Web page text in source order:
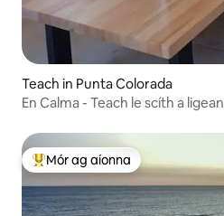
Teach in Punta Colorada
En Calma - Teach le scíth a ligean
An-mhór ag aíonna
Mór ag aíonna